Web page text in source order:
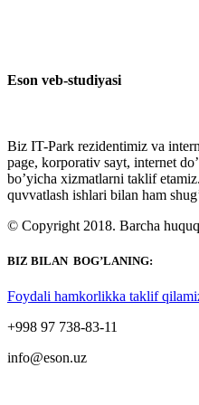
Eson veb-studiyasi
Biz IT-Park rezidentimiz va
page, korporativ sayt, internet
bo’yicha xizmatlarni taklif
quvvatlash ishlari bilan ham
© Copyright 2018. Barcha
BIZ BILAN BOG’LANING:
Foydali hamkorlikka taklif
+998 97 738-83-11
info@eson.uz